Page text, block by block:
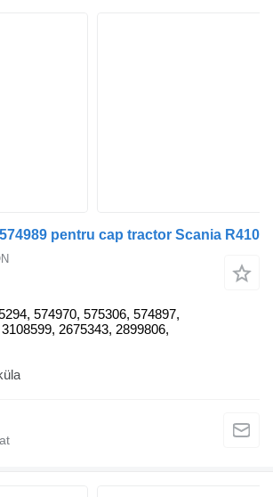
pentru cap tractor Scania R410
574970, 575306, 574897,
2675343, 2899806,